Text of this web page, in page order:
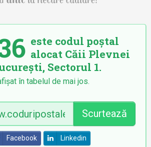
este codul poștal
alocat Căii Plevnei
Sectorul 1.
în tabelul de mai jos.
Scurtează
Facebook Linkedin